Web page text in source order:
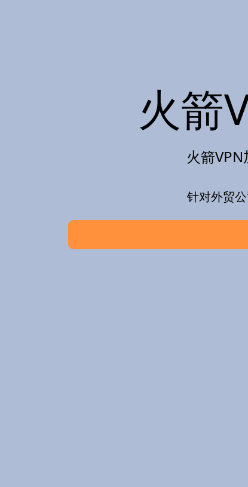
火箭
火箭
针对外贸